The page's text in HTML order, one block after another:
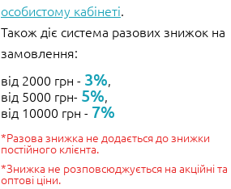
особистому кабінеті.
Також діє система разових знижок на
замовлення:
від 2000 грн - 3%,
від 5000 грн- 5%,
від 10000 грн - 7%
*Разова знижка не додається до знижки
постійного клієнта.
*Знижка не розповсюджується на акційні та
оптові ціни.